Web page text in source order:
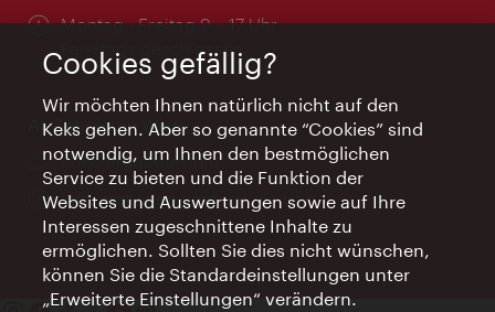
Öffnungszeiten:
Montag - Freitag 9 – 17 Uhr
Feiertags geschlossen
AI Concierge Wien
Ort:
concierge.wien.info
Öffnungszeiten:
Informationen rund um die Uhr
Cookies gefällig?
Wir möchten Ihnen natürlich nicht auf den
Keks gehen. Aber so genannte “Cookies” sind
notwendig, um Ihnen den bestmöglichen
Service zu bieten und die Funktion der
Websites und Auswertungen sowie auf Ihre
Interessen zugeschnittene Inhalte zu
ermöglichen. Sollten Sie dies nicht wünschen,
können Sie die Standardeinstellungen unter
„Erweiterte Einstellungen“ verändern.